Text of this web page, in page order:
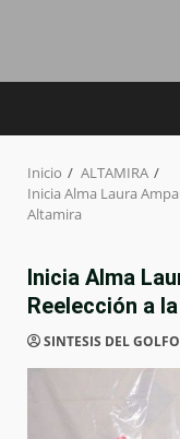
Inicio
ALTAMIRA
Inicia Alma Laura
Altamira
Inicia Alma
Reelección a
SINTESIS DEL GOLFO